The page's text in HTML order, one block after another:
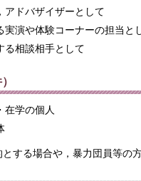
アドバザイザーとして
実演や体験コーナーの担当と
る相談相手として
在学の個人
る場合や，暴力団員等の方